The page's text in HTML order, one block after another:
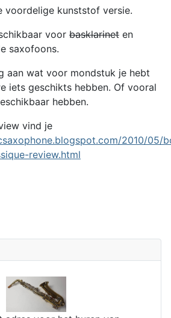
voordelige kunststof versie.
voor basklarinet en
saxofoons.
aan wat voor mondstuk je hebt
iets geschikts hebben. Of vooral
hebben.
vind je
2010/05/
review.html